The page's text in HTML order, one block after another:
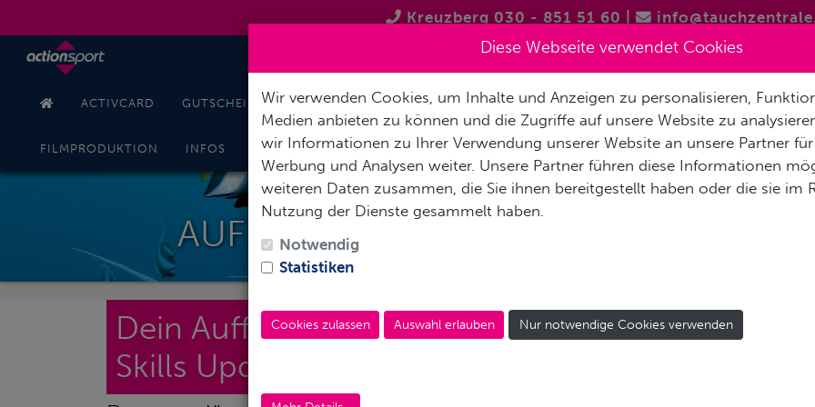
Kreuzberg 030 - 851 51 60
ACTIVCARD GUTSCHEINE TAUCHKURSE FREITAUCHEN / APNOE VERMIETUNG & SERVICE REISEN
FILMPRODUKTION INFOS ONLINESHOP KONTAKT
AUFFRISCHUNGSKURS / REFRESH /
Dein Auffrischungskurs - Scuba
Skills Update
Diese Webseite verwendet Cookies
Wir verwenden Cookies, um Inhalte und Anzeigen zu personalisieren,
Medien anbieten zu können und die Zugriffe auf unsere Website zu
wir Informationen zu Ihrer Verwendung unserer Website an unsere Partner für
Werbung und Analysen weiter. Unsere Partner führen diese Informationen
weiteren Daten zusammen, die Sie ihnen bereitgestellt haben oder die sie im
Nutzung der Dienste gesammelt haben.
Notwendig
Statistiken
Cookies zulassen Auswahl erlauben Nur notwendige Cookies verwenden